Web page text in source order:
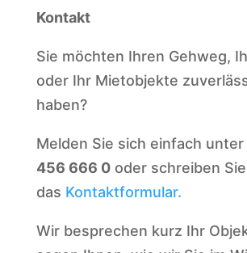
Kontakt
Sie möchten Ihren Gehweg,
oder Ihr Mietobjekte
haben?
Melden Sie sich einfach unter
456 666 0oder schreiben
das Kontaktformular.
Wir besprechen kurz Ihr